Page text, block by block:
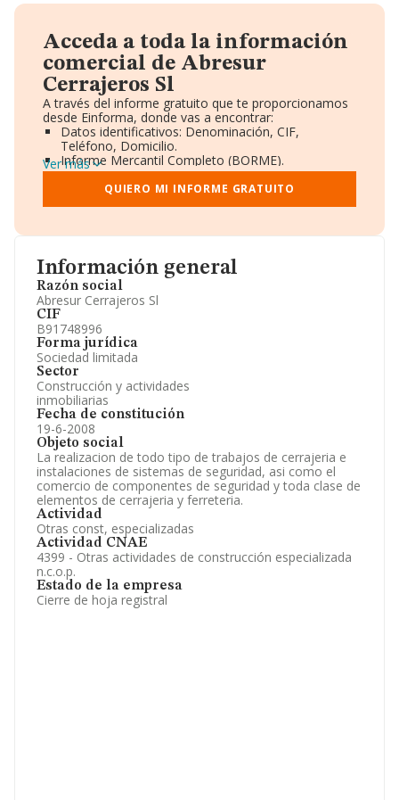
Información general
Razón social
Abresur Cerrajeros Sl
CIF
B91748996
Forma jurídica
Sociedad limitada
Sector
Construcción y actividades
inmobiliarias
Fecha de constitución
19-6-2008
Objeto social
La realizacion de todo tipo de trabajos de cerrajeria e
instalaciones de sistemas de seguridad, asi como el
comercio de componentes de seguridad y toda clase de
elementos de cerrajeria y ferreteria.
Actividad
Otras const, especializadas
Actividad CNAE
4399 - Otras actividades de construcción especializada
n.c.o.p.
Estado de la empresa
Cierre de hoja registral
Acceda a toda la información
comercial de Abresur
Cerrajeros Sl
A través del informe gratuito que te proporcionamos
desde Einforma, donde vas a encontrar:
Datos identificativos: Denominación, CIF,
Teléfono, Domicilio.
Informe Mercantil Completo (BORME).
Gráficos de Evolución Ventas y Empleados.
Consejo de Administración y Administradores.
Directivos y Ejecutivos.
Información oficial y registral complementaria.
Ver más
QUIERO MI INFORME GRATUITO